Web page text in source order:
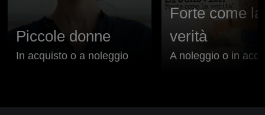
Piccole donne
In acquisto o a noleggio
Forte come la
verità
A noleggio o in